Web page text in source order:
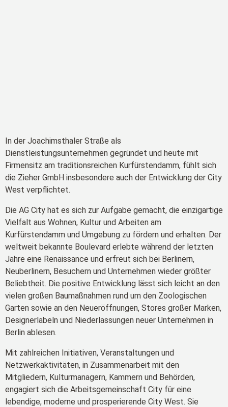
In der Joachimsthaler Straße als
Dienstleistungsunternehmen gegründet und heute mit
Firmensitz am traditionsreichen Kurfürstendamm, fühlt sich
die Zieher GmbH insbesondere auch der Entwicklung der City
West verpflichtet.
Die AG City hat es sich zur Aufgabe gemacht, die einzigartige
Vielfalt aus Wohnen, Kultur und Arbeiten am
Kurfürstendamm und Umgebung zu fördern und erhalten. Der
weltweit bekannte Boulevard erlebte während der letzten
Jahre eine Renaissance und erfreut sich bei Berlinern,
Neuberlinern, Besuchern und Unternehmen wieder größter
Beliebtheit. Die positive Entwicklung lässt sich leicht an den
vielen großen Baumaßnahmen rund um den Zoologischen
Garten sowie an den Neueröffnungen, Stores großer Marken,
Designerlabeln und Niederlassungen neuer Unternehmen in
Berlin ablesen.
Mit zahlreichen Initiativen, Veranstaltungen und
Netzwerkaktivitäten, in Zusammenarbeit mit den
Mitgliedern, Kulturmanagern, Kammern und Behörden,
engagiert sich die Arbeitsgemeinschaft City für eine
lebendige, moderne und prosperierende City West. Sie